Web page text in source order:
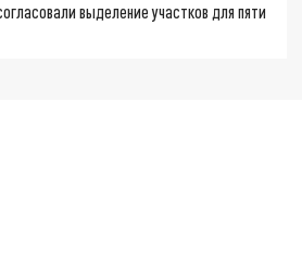
выделение участков для пяти